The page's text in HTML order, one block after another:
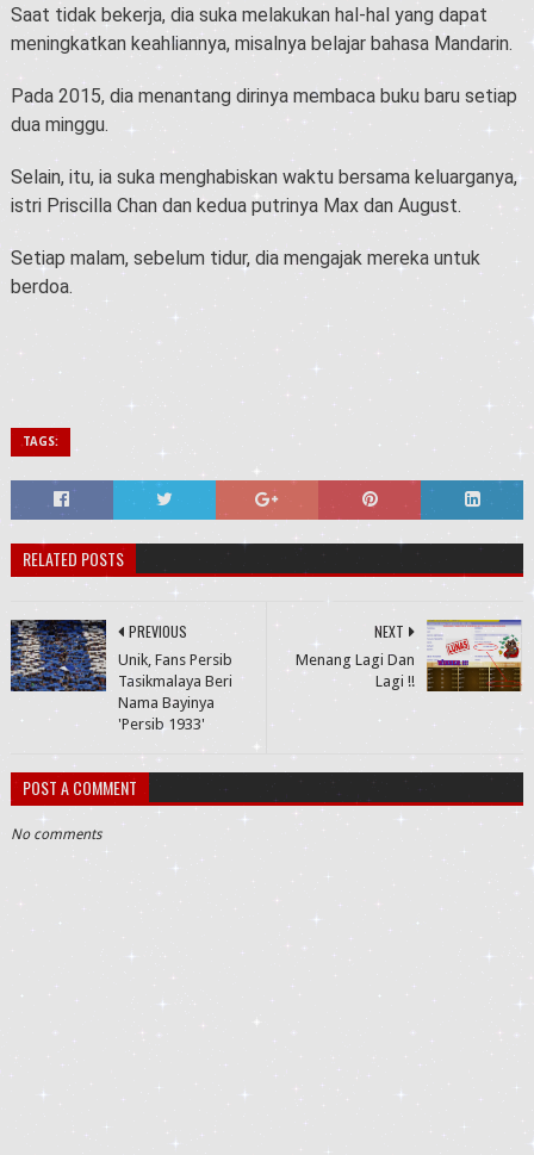
Saat tidak bekerja, dia suka melakukan hal-hal yang dapat
meningkatkan keahliannya, misalnya belajar bahasa Mandarin.
Pada 2015, dia menantang dirinya membaca buku baru setiap
dua minggu.
Selain, itu, ia suka menghabiskan waktu bersama keluarganya,
istri Priscilla Chan dan kedua putrinya Max dan August.
Setiap malam, sebelum tidur, dia mengajak mereka untuk
berdoa.
TAGS:
RELATED POSTS
NEXT
Menang Lagi Dan
Lagi !!
PREVIOUS
Unik, Fans Persib
Tasikmalaya Beri
Nama Bayinya
'Persib 1933'
POST A COMMENT
No comments